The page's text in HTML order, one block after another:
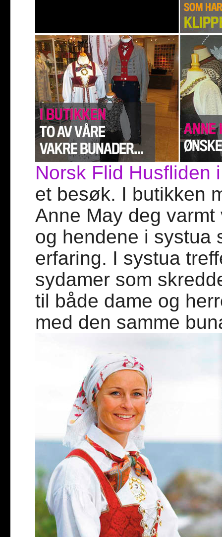
Norsk Flid Husfliden
et besøk. I butikken
Anne May deg
og hendene i systua
erfaring. I systua
sydamer som
til både dame og
med den samme